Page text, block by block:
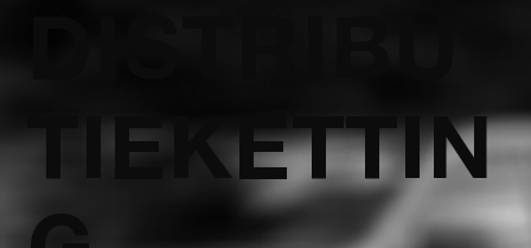
TIEKETTIN